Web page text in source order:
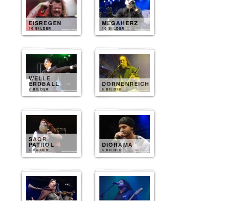
EISREGEN
10 BILDER
MEGAHERZ
10 BILDER
WELLE
ERDBALL
7 BILDER
DORNENREICH
6 BILDER
SAOR
PATROL
6 BILDER
DIORAMA
6 BILDER